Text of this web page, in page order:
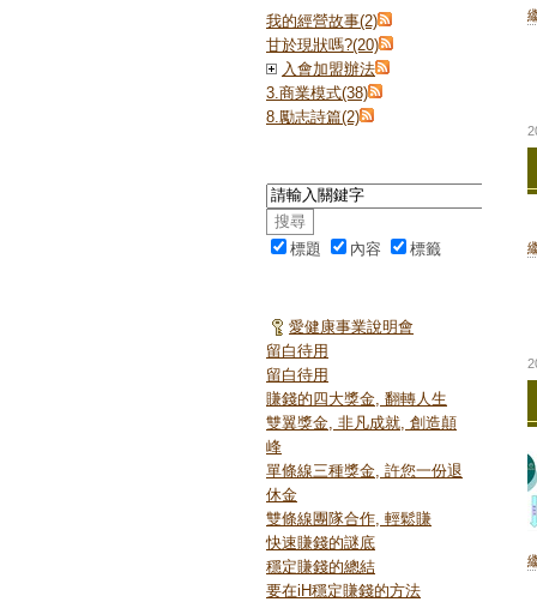
我的經營故事(2)
甘於現狀嗎?(20)
入會加盟辦法
3.商業模式(38)
8.勵志詩篇(2)
標題 內容 標籤
愛健康事業說明會
留白待用
留白待用
賺錢的四大獎金, 翻轉人生
雙翼獎金, 非凡成就, 創造顛
峰
單條線三種獎金, 許您一份退
休金
雙條線團隊合作, 輕鬆賺
快速賺錢的謎底
穩定賺錢的總結
要在iH穩定賺錢的方法